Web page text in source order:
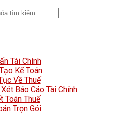
Tài Chính
Kế Toán
Về Thuế
Báo Cáo Tài Chính
Toán Thuế
Trọn Gói